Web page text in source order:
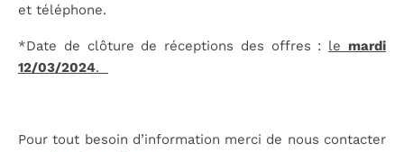
et téléphone.
*Date de clôture de réceptions des offres : le mardi
12/03/2024.
Pour tout besoin d’information merci de nous contacter